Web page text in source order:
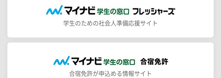
学生のための社会人準備応援サイト
合宿免許が申込める情報サイト